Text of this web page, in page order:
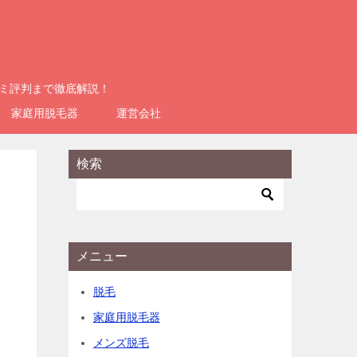
評判まで徹底解説！
家庭用脱毛器
運営会社
検索
メニュー
脱毛
家庭用脱毛器
メンズ脱毛